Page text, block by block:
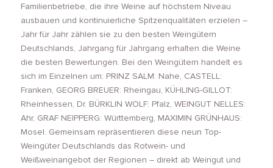
Familienbetriebe, die ihre Weine auf höchstem Niveau
ausbauen und kontinuierliche Spitzenqualitäten erzielen –
Jahr für Jahr zählen sie zu den besten Weingütern
Deutschlands, Jahrgang für Jahrgang erhalten die Weine
die besten Bewertungen. Bei den Weingütern handelt es
sich im Einzelnen um: PRINZ SALM: Nahe, CASTELL:
Franken, GEORG BREUER: Rheingau, KÜHLING-GILLOT:
Rheinhessen, Dr. BÜRKLIN WOLF: Pfalz, WEINGUT NELLES:
Ahr, GRAF NEIPPERG: Württemberg, MAXIMIN GRÜNHAUS:
Mosel. Gemeinsam repräsentieren diese neun Top-
Weingüter Deutschlands das Rotwein- und
Weißweinangebot der Regionen – direkt ab Weingut und